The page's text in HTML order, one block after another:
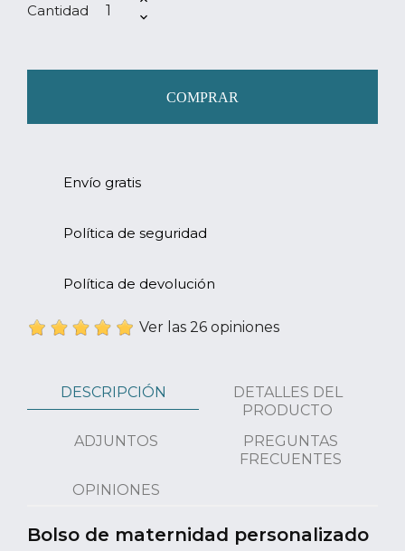
Cantidad
COMPRAR
Envío gratis
Política de seguridad
Política de devolución
Ver las 26 opiniones
DESCRIPCIÓN
DETALLES DEL
PRODUCTO
ADJUNTOS
PREGUNTAS
FRECUENTES
OPINIONES
Bolso de maternidad personalizado